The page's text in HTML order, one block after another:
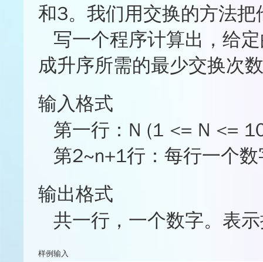
★ ★ ★ ☆
和3。我们用交换的方法
写一个程序计算出，给
成升序所需的最少交换次
输入格式
第一行：N (1 <= N <=
第2~n+1行：每行一个
输出格式
共一行，一个数字。表
样例输入